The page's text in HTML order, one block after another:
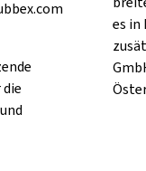
es in